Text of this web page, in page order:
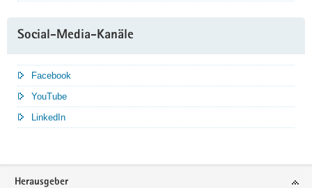
Social-Media-Kanäle
Facebook
YouTube
LinkedIn
Service
Herausgeber